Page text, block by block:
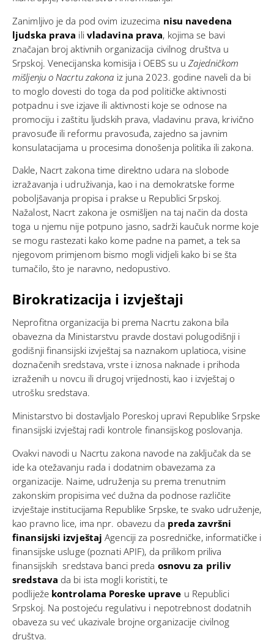
Zanimljivo je da pod ovim izuzecima nisu navedena
ljudska prava ili vladavina prava, kojima se bavi
značajan broj aktivnih organizacija civilnog društva u
Srpskoj. Venecijanska komisija i OEBS su uZajedničkom
mišljenju o Nacrtu zakona iz juna 2023. godine naveli da bi
to moglo dovesti do toga da pod političke aktivnosti
potpadnu i sve izjave ili aktivnosti koje se odnose na
promociju i zaštitu ljudskih prava, vladavinu prava, krivično
pravosuđe ili reformu pravosuđa, zajedno sa javnim
konsulatacijama u procesima donošenja politika ili zakona.
Dakle, Nacrt zakona time direktno udara na slobode
izražavanja i udruživanja, kao i na demokratske forme
poboljšavanja propisa i prakse u Republici Srpskoj.
Nažalost, Nacrt zakona je osmišljen na taj način da dosta
toga u njemu nije potpuno jasno, sadrži kaučuk norme koje
se mogu rastezati kako kome padne na pamet, a tek sa
njegovom primjenom bismo mogli vidjeli kako bi se šta
tumačilo, što je naravno, nedopustivo.
Birokratizacija i izvještaji
Neprofitna organizacija bi prema Nacrtu zakona bila
obavezna da Ministarstvu pravde dostavi polugodišnji i
godišnji finansijski izvještaj sa naznakom uplatioca, visine
doznačenih sredstava, vrste i iznosa naknade i prihoda
izraženih u novcu ili drugoj vrijednosti, kao i izvještaj o
utrošku sredstava.
Ministarstvo bi dostavljalo Poreskoj upravi Republike Srpske
finansijski izvještaj radi kontrole finansijskog poslovanja.
Ovakvi navodi u Nacrtu zakona navode na zaključak da se
ide ka otežavanju rada i dodatnim obavezama za
organizacije. Naime, udruženja su prema trenutnim
zakonskim propisima već dužna da podnose različite
izvještaje institucijama Republike Srpske, te svako udruženje,
kao pravno lice, ima npr. obavezu da preda završni
finansijski izvještaj Agenciji za posredničke, informatičke i
finansijske usluge (poznati APIF), da prilikom priliva
finansijskih sredstava banci preda osnovu za priliv
sredstava da bi ista mogli koristiti, te
podliježe kontrolama Poreske uprave u Republici
Srpskoj. Na postojeću regulativu i nepotrebnost dodatnih
obaveza su već ukazivale brojne organizacije civilnog
društva.